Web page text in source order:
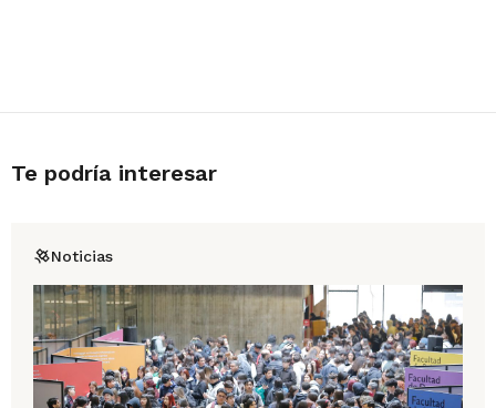
Te podría interesar
Noticias